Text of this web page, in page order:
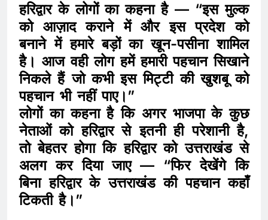
हरिद्वार के लोगों का कहना है — “इस मुल्क
को आज़ाद कराने में और इस प्रदेश को
बनाने में हमारे बड़ों का खून-पसीना शामिल
है। आज वही लोग हमें हमारी पहचान सिखाने
निकले हैं जो कभी इस मिट्टी की खुशबू को
पहचान भी नहीं पाए।”
लोगों का कहना है कि अगर भाजपा के कुछ
नेताओं को हरिद्वार से इतनी ही परेशानी है,
तो बेहतर होगा कि हरिद्वार को उत्तराखंड से
अलग कर दिया जाए — “फिर देखेंगे कि
बिना हरिद्वार के उत्तराखंड की पहचान कहाँ
टिकती है।”